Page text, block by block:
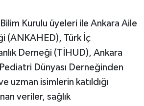
Kurulu üyeleri ile Ankara Aile
(ANKAHED), Türk İç
Derneği (TİHUD), Ankara
Pediatri Dünyası Derneğinden
uzman isimlerin katıldığı
veriler, sağlık